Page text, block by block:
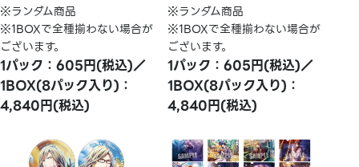
※ランダム商品
※1BOXで全種揃わない場合が
ございます。
1パック：605円(税込)／
1BOX(8パック入り)：
4,840円(税込)
※ランダム商品
※1BOXで全種揃わない場合が
ございます。
1パック：605円(税込)／
1BOX(8パック入り)：
4,840円(税込)